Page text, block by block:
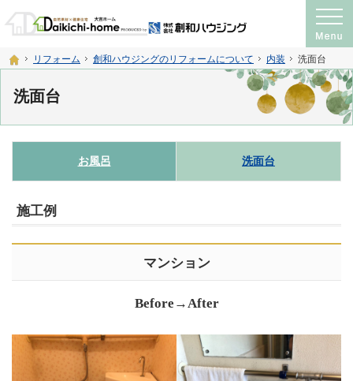
ホーム
リフォーム 創和ハウジングのリフォームについて 内装 洗面台
洗面台
プロの目線からご提案。注文住宅・新築戸建て・リフォームを手がける工務店なら
神奈川県横須賀市・宮城県仙台市の注文住宅・新築戸建て・リフォームを手がけ
お風呂 洗面台
施工例
マンション
Before→After